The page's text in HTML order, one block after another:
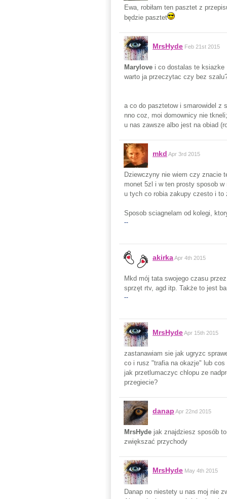
Ewa, robiłam ten pasztet z
będzie pasztet
MrsHyde Feb 21st 2015
Marylove i co dostalas te ksiazke
warto ja przeczytac czy bez
a co do pasztetow i smarowidel z
nno coz, moi domownicy nie
u nas zawsze albo jest na obiad
mkd Apr 3rd 2015
Dziewczyny nie wiem czy znacie
monet 5zl i w ten prosty sposob
u tych co robia zakupy czesto i to
Sposob sciagnelam od kolegi,
--
akirkaApr 4th 2015
Mkd mój tata swojego czasu
sprzęt rtv, agd itp. Także to jest
--
MrsHydeApr 15th 2015
zastanawiam sie jak ugryzc
co i rusz "trafia na okazje" lub
jak przetlumaczyc chlopu ze
przegiecie?
danap Apr 22nd 2015
MrsHyde jak znajdziesz sposób
zwiększać przychody
MrsHyde May 4th 2015
Danap no niestety u nas moj nie